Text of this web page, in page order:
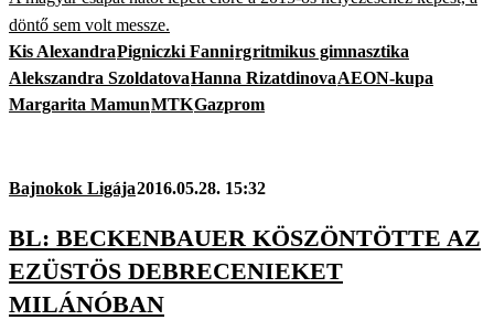
döntő sem volt messze.
Kis AlexandraPigniczki Fannirgritmikus gimnasztika
Alekszandra SzoldatovaHanna RizatdinovaAEON-kupa
Margarita MamunMTKGazprom
Bajnokok Ligája2016.05.28. 15:32
BL: BECKENBAUER KÖSZÖNTÖTTE AZ
EZÜSTÖS DEBRECENIEKET
MILÁNÓBAN